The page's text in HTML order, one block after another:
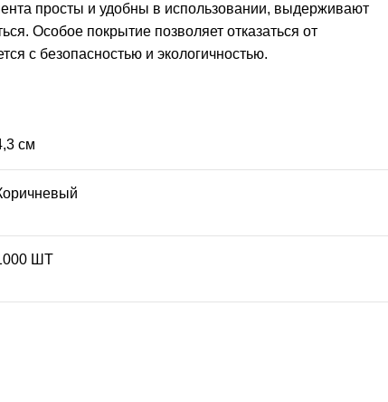
просты и удобны в использовании, выдерживают
Особое покрытие позволяет отказаться от
с безопасностью и экологичностью.
см
ШТ